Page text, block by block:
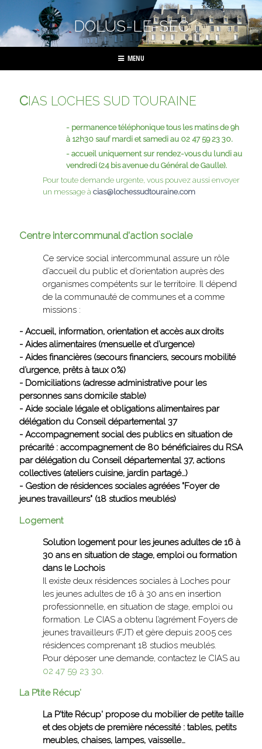
DOLUS-LE-SEC
MENU
CIAS LOCHES SUD TOURAINE
- permanence téléphonique tous les matins de 9h
à 12h30 sauf mardi et samedi au 02 47 59 23 30.
- accueil uniquement sur rendez-vous du lundi au
vendredi (24 bis avenue du Général de Gaulle).
Pour toute demande urgente, vous pouvez aussi envoyer
un message à cias@lochessudtouraine.com
Centre intercommunal d'action sociale
Ce service social intercommunal assure un rôle
d’accueil du public et d’orientation auprès des
organismes compétents sur le territoire. Il dépend
de la communauté de communes et a comme
missions :
- Accueil, information, orientation et accès aux droits
- Aides alimentaires (mensuelle et d’urgence)
- Aides financières (secours financiers, secours mobilité
d’urgence, prêts à taux 0%)
- Domiciliations (adresse administrative pour les
personnes sans domicile stable)
- Aide sociale légale et obligations alimentaires par
délégation du Conseil départemental 37
- Accompagnement social des publics en situation de
précarité : accompagnement de 80 bénéficiaires du RSA
par délégation du Conseil départemental 37, actions
collectives (ateliers cuisine, jardin partagé…)
- Gestion de résidences sociales agréées "Foyer de
jeunes travailleurs" (18 studios meublés)
Logement
Solution logement pour les jeunes adultes de 16 à
30 ans en situation de stage, emploi ou formation
dans le Lochois
Il existe deux résidences sociales à Loches pour
les jeunes adultes de 16 à 30 ans en insertion
professionnelle, en situation de stage, emploi ou
formation. Le CIAS a obtenu l’agrément Foyers de
jeunes travailleurs (FJT) et gère depuis 2005 ces
résidences comprenant 18 studios meublés.
Pour déposer une demande, contactez le CIAS au
02 47 59 23 30.
La P’tite Récup’
La P'tite Récup' propose du mobilier de petite taille
et des objets de première nécessité : tables, petits
meubles, chaises, lampes, vaisselle…